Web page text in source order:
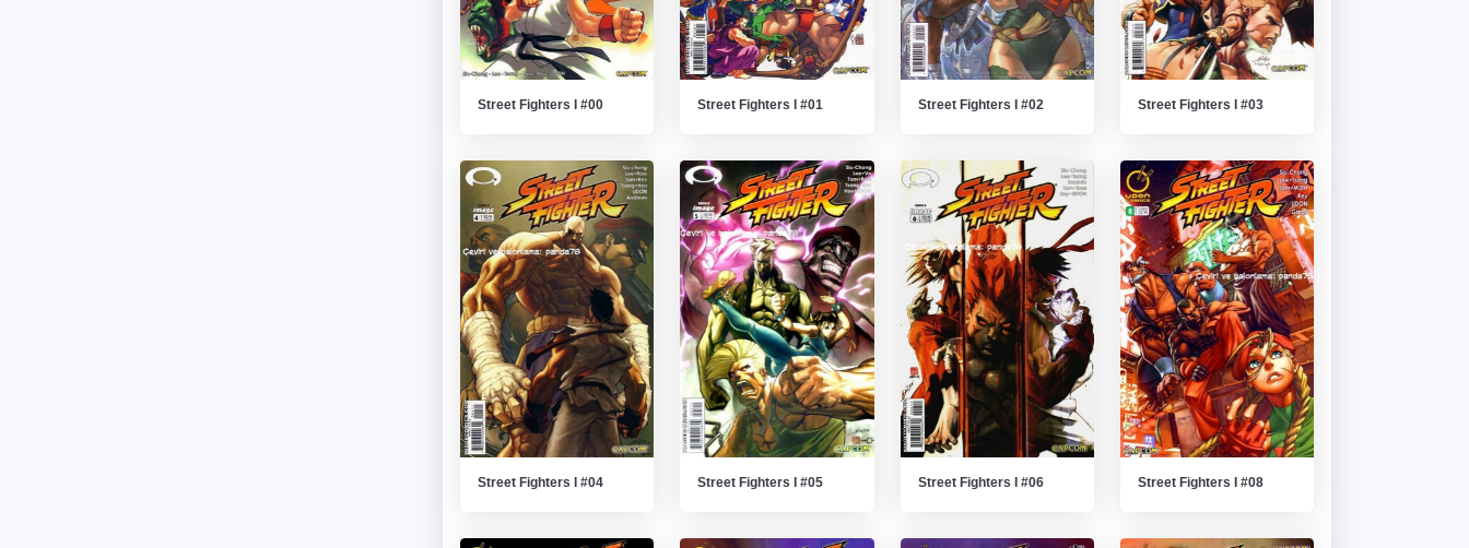
Street Fighters I #00 Street Fighters I #01 Street Fighters I #02 Street Fighters I #03
Street Fighters I #04 Street Fighters I #05 Street Fighters I #06 Street Fighters I #08